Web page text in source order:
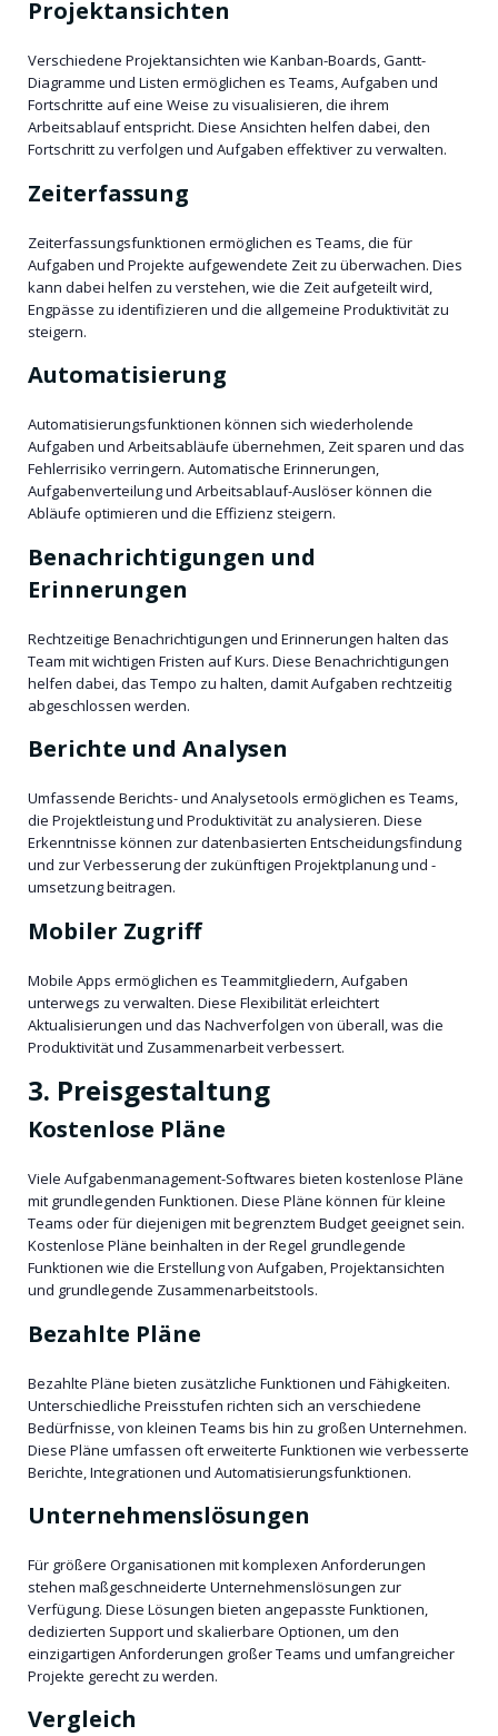
Projektansichten
Verschiedene Projektansichten wie Kanban-Boards, Gantt-
Diagramme und Listen ermöglichen es Teams, Aufgaben und
Fortschritte auf eine Weise zu visualisieren, die ihrem
Arbeitsablauf entspricht. Diese Ansichten helfen dabei, den
Fortschritt zu verfolgen und Aufgaben effektiver zu verwalten.
Zeiterfassung
Zeiterfassungsfunktionen ermöglichen es Teams, die für
Aufgaben und Projekte aufgewendete Zeit zu überwachen. Dies
kann dabei helfen zu verstehen, wie die Zeit aufgeteilt wird,
Engpässe zu identifizieren und die allgemeine Produktivität zu
steigern.
Automatisierung
Automatisierungsfunktionen können sich wiederholende
Aufgaben und Arbeitsabläufe übernehmen, Zeit sparen und das
Fehlerrisiko verringern. Automatische Erinnerungen,
Aufgabenverteilung und Arbeitsablauf-Auslöser können die
Abläufe optimieren und die Effizienz steigern.
Benachrichtigungen und
Erinnerungen
Rechtzeitige Benachrichtigungen und Erinnerungen halten das
Team mit wichtigen Fristen auf Kurs. Diese Benachrichtigungen
helfen dabei, das Tempo zu halten, damit Aufgaben rechtzeitig
abgeschlossen werden.
Berichte und Analysen
Umfassende Berichts- und Analysetools ermöglichen es Teams,
die Projektleistung und Produktivität zu analysieren. Diese
Erkenntnisse können zur datenbasierten Entscheidungsfindung
und zur Verbesserung der zukünftigen Projektplanung und -
umsetzung beitragen.
Mobiler Zugriff
Mobile Apps ermöglichen es Teammitgliedern, Aufgaben
unterwegs zu verwalten. Diese Flexibilität erleichtert
Aktualisierungen und das Nachverfolgen von überall, was die
Produktivität und Zusammenarbeit verbessert.
3. Preisgestaltung
Kostenlose Pläne
Viele Aufgabenmanagement-Softwares bieten kostenlose Pläne
mit grundlegenden Funktionen. Diese Pläne können für kleine
Teams oder für diejenigen mit begrenztem Budget geeignet sein.
Kostenlose Pläne beinhalten in der Regel grundlegende
Funktionen wie die Erstellung von Aufgaben, Projektansichten
und grundlegende Zusammenarbeitstools.
Bezahlte Pläne
Bezahlte Pläne bieten zusätzliche Funktionen und Fähigkeiten.
Unterschiedliche Preisstufen richten sich an verschiedene
Bedürfnisse, von kleinen Teams bis hin zu großen Unternehmen.
Diese Pläne umfassen oft erweiterte Funktionen wie verbesserte
Berichte, Integrationen und Automatisierungsfunktionen.
Unternehmenslösungen
Für größere Organisationen mit komplexen Anforderungen
stehen maßgeschneiderte Unternehmenslösungen zur
Verfügung. Diese Lösungen bieten angepasste Funktionen,
dedizierten Support und skalierbare Optionen, um den
einzigartigen Anforderungen großer Teams und umfangreicher
Projekte gerecht zu werden.
Vergleich